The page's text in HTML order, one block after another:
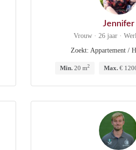
Jennifer
Vrouw · 26 jaar ·
Zoekt: Appartement /
Min. 20 m2 Max. €